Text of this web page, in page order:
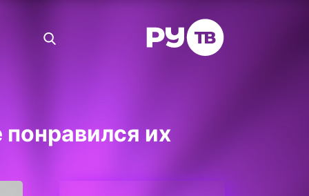
их